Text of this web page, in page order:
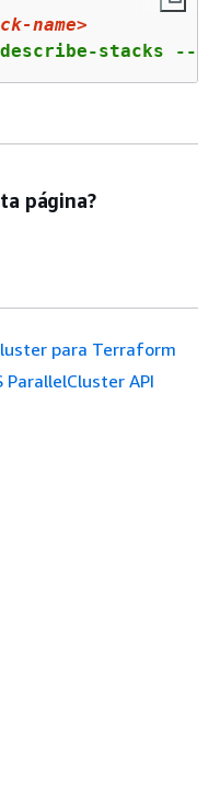
name>
stacks --
página?
para Terraform
ParallelCluster API